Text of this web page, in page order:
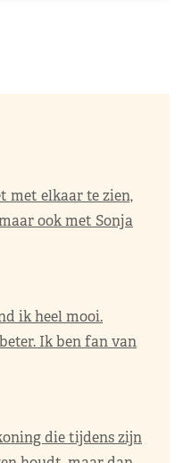
met elkaar te zien,
ook met Sonja
ik heel mooi.
Ik ben fan van
die tijdens zijn